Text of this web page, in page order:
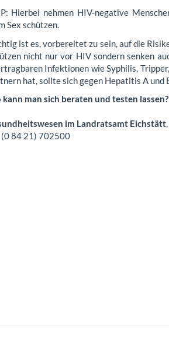
Hierbei nehmen HIV-negative
Sex schützen.
ist es, vorbereitet zu sein, auf die
nicht nur vor HIV sondern senken
Infektionen wie Syphilis,
hat, sollte sich gegen Hepatitis A und
kann man sich beraten und testen lassen?
im Landratsamt Eichstätt
(0 84 21) 702500